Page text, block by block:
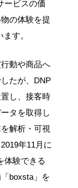
ービスの価
の体験を提
す。
動や商品へ
たが、DNP
し、接客時
タを取得し
解析・可視
年11月に
体験できる
boxsta」を